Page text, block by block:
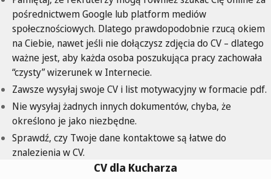
pośrednictwem Google lub platform mediów
społecznościowych. Dlatego prawdopodobnie rzucą okiem
na Ciebie, nawet jeśli nie dołączysz zdjęcia do CV – dlatego
ważne jest, aby każda osoba poszukująca pracy zachowała
“czysty” wizerunek w Internecie.
Zawsze wysyłaj swoje CV i list motywacyjny w formacie pdf.
Nie wysyłaj żadnych innych dokumentów, chyba, że
określono je jako niezbędne.
Sprawdź, czy Twoje dane kontaktowe są łatwe do
znalezienia w CV.
CV dla Kucharza